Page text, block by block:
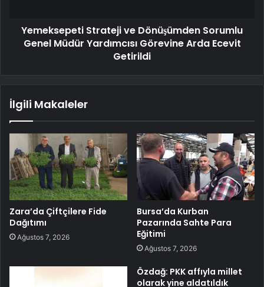
Yemeksepeti Strateji ve Dönüşümden Sorumlu
Genel Müdür Yardımcısı Görevine Arda Ecevit
Getirildi
İlgili Makaleler
Zara’da Çiftçilere Fide
Dağıtımı
Ağustos 7, 2026
Bursa’da Kurban
Pazarında Sahte Para
Eğitimi
Ağustos 7, 2026
Özdağ: PKK affıyla millet
olarak yine aldatıldık